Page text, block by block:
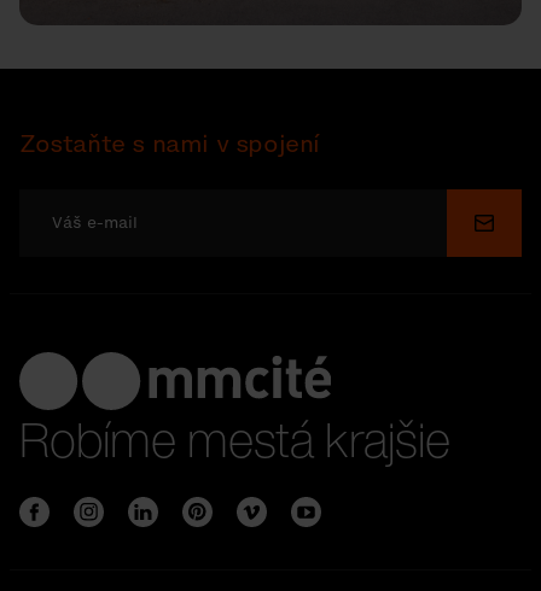
Zostaňte s nami v spojení
Robíme mestá krajšie